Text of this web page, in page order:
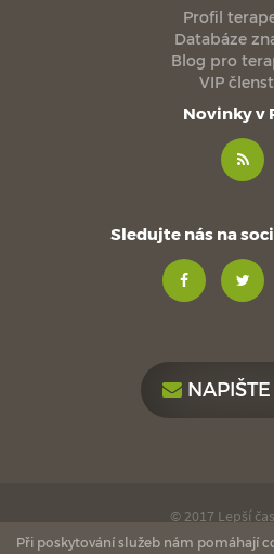
Profil
Databáze
Blog pro
VIP
Novinky v
Sledujte nás na
© 2017 Lepší
made with
love
Při poskytování služeb nám pomáhají